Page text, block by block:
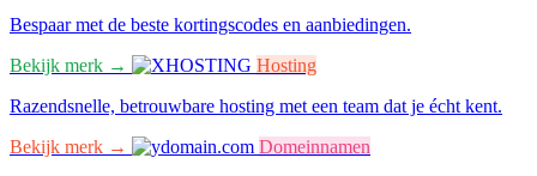
Bespaar met de beste kortingscodes en aanbiedingen.
Bekijk merk →
Hosting
Razendsnelle, betrouwbare hosting met een team dat je écht kent.
Bekijk merk →
Domeinnamen